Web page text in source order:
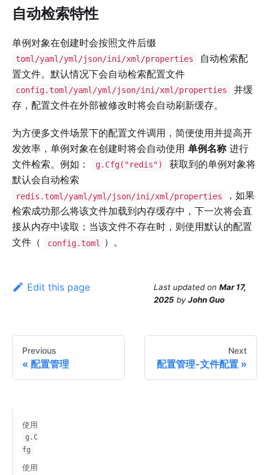
自动检索特性
单例对象在创建时会按照文件后缀
toml/yaml/yml/json/ini/xml/properties
自动检索配
置文件。默认情况下会自动检索配置文件
config.toml/yaml/yml/json/ini/xml/properties
并缓
存，配置文件在外部被修改时将会自动刷新缓存。
为方便多文件场景下的配置文件调用，简便使用并提高开
发效率，单例对象在创建时将会自动使用 单例名称进行
文件检索。例如：
g.Cfg("redis")
获取到的单例对象将
默认会自动检索
redis.toml/yaml/yml/json/ini/xml/properties
，如果
检索成功那么将该文件加载到内存缓存中，下一次将会直
接从内存中读取；当该文件不存在时，则使用默认的配置
文件（
config.toml ）。
Edit this page Last updated on Mar 17,
2025 byJohn Guo
Previous
配置管理
Next
配置管理-文件配置
使用
g.C
fg
使用